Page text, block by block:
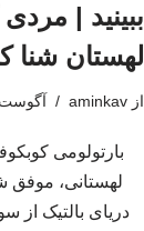
ببینید |
لهستان شنا
از aminkav آگوست 5, 2026
بارتولومی
لهستانی، موفق
دریای بالتیک از